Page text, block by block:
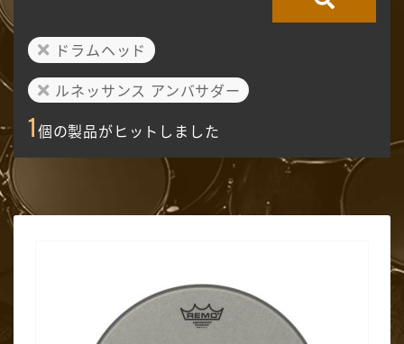
ドラムヘッド
ルネッサンス アンバサダー
1個の製品がヒットしました